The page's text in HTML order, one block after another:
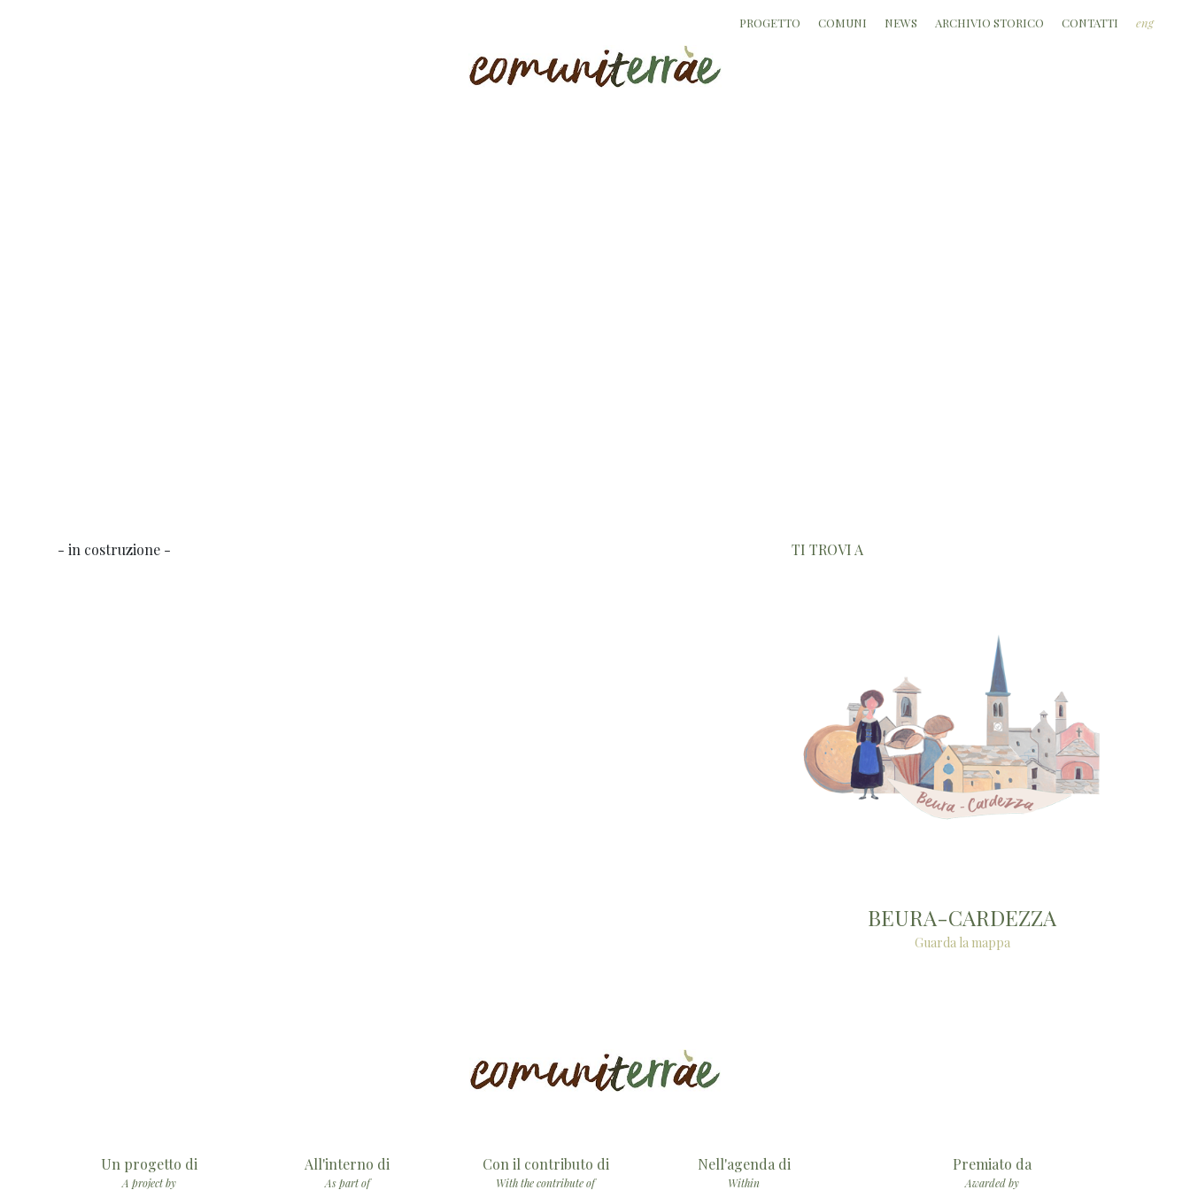
PROGETTO COMUNI NEWS ARCHIVIO STORICO CONTATTI eng
- in costruzione - TI TROVI A
BEURA-CARDEZZA
Guarda la mappa
Un progetto di
A project by
All'interno di
As part of
Con il contributo di
With the contribute of
Nell'agenda di
Within
Premiato da
Awarded by